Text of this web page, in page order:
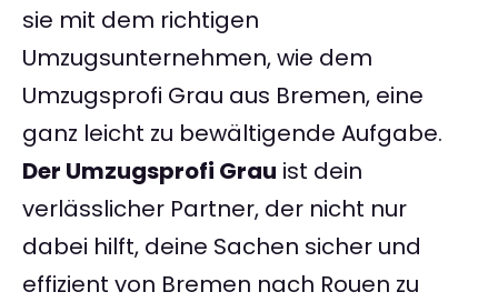
sie mit dem richtigen
Umzugsunternehmen, wie dem
Umzugsprofi Grau aus Bremen, eine
ganz leicht zu bewältigende Aufgabe.
Der Umzugsprofi Grau ist dein
verlässlicher Partner, der nicht nur
dabei hilft, deine Sachen sicher und
effizient von Bremen nach Rouen zu